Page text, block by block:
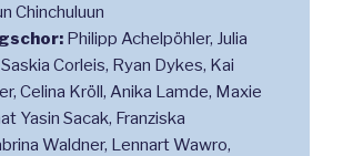
Chinchuluun
Philipp Achelpöhler, Julia
Corleis, Ryan Dykes, Kai
Celina Kröll, Anika Lamde, Maxie
Yasin Sacak, Franziska
Waldner, Lennart Wawro,